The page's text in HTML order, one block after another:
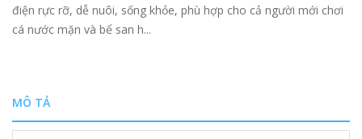
điện rực rỡ, dễ nuôi, sống khỏe, phù hợp cho cả người mới chơi
cá nước mặn và bể san h...
MÔ TẢ